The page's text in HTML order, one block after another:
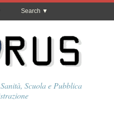
Search
Scuola e Pubblica